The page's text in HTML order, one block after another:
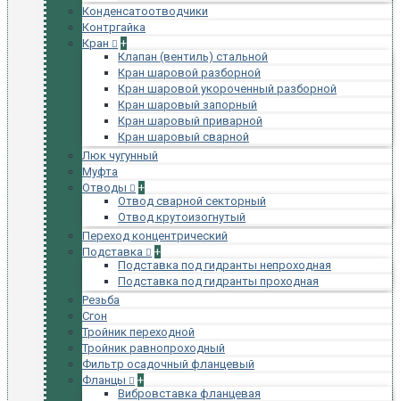
Конденсатоотводчики
Контргайка
Кран
+
Клапан (вентиль) стальной
Кран шаровой разборной
Кран шаровой укороченный разборной
Кран шаровый запорный
Кран шаровый приварной
Кран шаровый сварной
Люк чугунный
Муфта
Отводы
+
Отвод сварной секторный
Отвод крутоизогнутый
Переход концентрический
Подставка
+
Подставка под гидранты непроходная
Подставка под гидранты проходная
Резьба
Сгон
Тройник переходной
Тройник равнопроходный
Фильтр осадочный фланцевый
Фланцы
+
Вибровставка фланцевая